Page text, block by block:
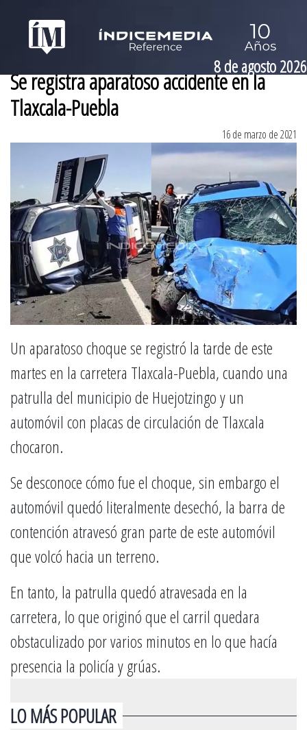
8 de agosto 2026
Se registra aparatoso accidente en la
Tlaxcala-Puebla
16 de marzo de 2021
Un aparatoso choque se registró la tarde de este
martes en la carretera Tlaxcala-Puebla, cuando una
patrulla del municipio de Huejotzingo y un
automóvil con placas de circulación de Tlaxcala
chocaron.
Se desconoce cómo fue el choque, sin embargo el
automóvil quedó literalmente desechó, la barra de
contención atravesó gran parte de este automóvil
que volcó hacia un terreno.
En tanto, la patrulla quedó atravesada en la
carretera, lo que originó que el carril quedara
obstaculizado por varios minutos en lo que hacía
presencia la policía y grúas.
LO MÁS POPULAR